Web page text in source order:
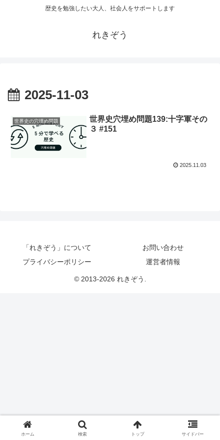
歴史を勉強したい大人、社会人をサポートします
れきぞう
2025-11-03
世界史の穴埋め問題
世界史穴埋め問題139:十字軍その
３ #151
2025.11.03
「れきぞう」について
お問い合わせ
プライバシーポリシー
運営者情報
© 2013-2026 れきぞう.
ホーム 検索 トップ サイドバー